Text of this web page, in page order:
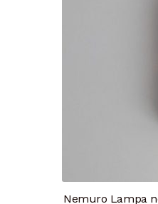
Nemuro Lampa